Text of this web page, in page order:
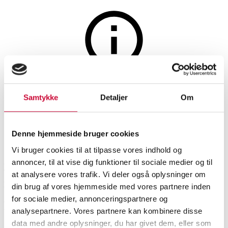
Samtykke Detaljer Om
Denne hjemmeside bruger cookies
Vi bruger cookies til at tilpasse vores indhold og
annoncer, til at vise dig funktioner til sociale medier og til
at analysere vores trafik. Vi deler også oplysninger om
din brug af vores hjemmeside med vores partnere inden
for sociale medier, annonceringspartnere og
analysepartnere. Vores partnere kan kombinere disse
data med andre oplysninger, du har givet dem, eller som
Værktøj, byggematerialer
Milwaukee slagnøgle
SHOWROOM
København
VURDERING
DKK 1.000 6594416
Momsvare
Beskrivelse